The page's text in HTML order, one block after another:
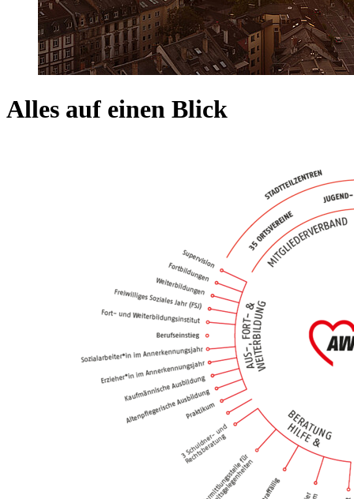
Alles auf einen Blick